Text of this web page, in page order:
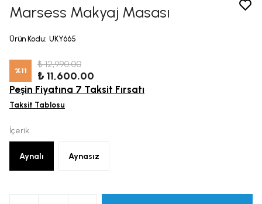
Marsess Makyaj Masası
Ürün Kodu: UKY665
%11
₺ 12,990.00
₺ 11,600.00
Peşin Fiyatına 7 Taksit Fırsatı
Taksit Tablosu
İçerik
Aynalı Aynasız